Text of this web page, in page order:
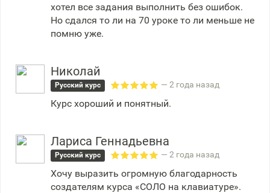
хотел все задания выполнить без ошибок.
Но сдался то ли на 70 уроке то ли меньше не
помню уже.
Николай
Русский курс — 2 года назад
Курс хороший и понятный.
Лариса Геннадьевна
Русский курс — 2 года назад
Хочу выразить огромную благодарность
создателям курса «СОЛО на клавиатуре».